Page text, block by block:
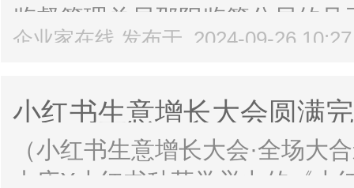
监督管理总局邵阳监管分局的
教育宣传月”活动。为提升少年
企业家在线 发布于 2024-09-26
小红书生意增长大会圆满
草学
（小红书生意增长大会·全场大
山庄X小红书种草学举办的《